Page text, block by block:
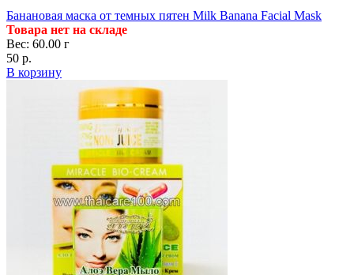
Банановая маска от темных пятен Milk Banana Facial Mask
Товара нет на складе
Вес: 60.00 г
50 р.
В корзину